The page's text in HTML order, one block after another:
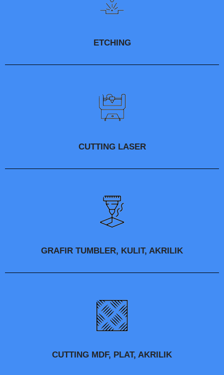
ETCHING
CUTTING LASER
GRAFIR TUMBLER, KULIT, AKRILIK
CUTTING MDF, PLAT, AKRILIK